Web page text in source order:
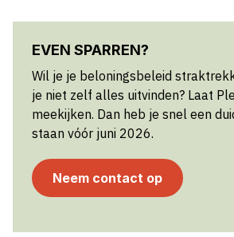
EVEN SPARREN?
Wil je je beloningsbeleid
je niet zelf alles uitvinden? Laat
meekijken. Dan heb je snel een
staan vóór juni 2026.
Neem contact op